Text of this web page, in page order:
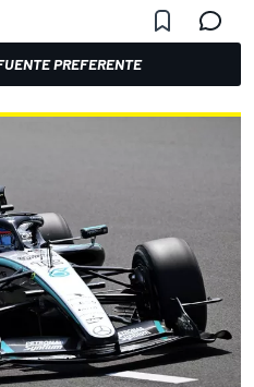
PREFERENTE